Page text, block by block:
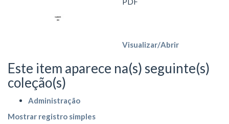
Visualizar/Abrir
Este item aparece na(s) seguinte(s)
coleção(s)
Administração
Mostrar registro simples